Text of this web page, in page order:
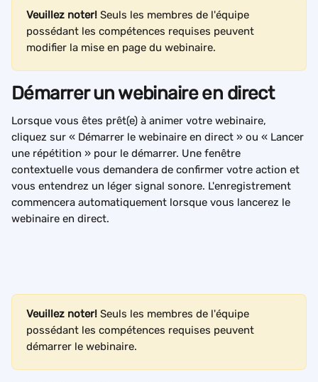
Veuillez noter! Seuls les membres de l'équipe
possédant les compétences requises peuvent
modifier la mise en page du webinaire.
Démarrer un webinaire en direct
Lorsque vous êtes prêt(e) à animer votre webinaire,
cliquez sur « Démarrer le webinaire en direct » ou « Lancer
une répétition » pour le démarrer. Une fenêtre
contextuelle vous demandera de confirmer votre action et
vous entendrez un léger signal sonore. L'enregistrement
commencera automatiquement lorsque vous lancerez le
webinaire en direct.
Veuillez noter! Seuls les membres de l'équipe
possédant les compétences requises peuvent
démarrer le webinaire.